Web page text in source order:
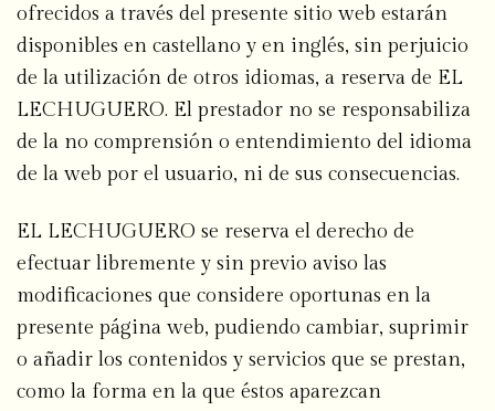
ofrecidos a través del presente sitio web estarán
disponibles en castellano y en inglés, sin perjuicio
de la utilización de otros idiomas, a reserva de EL
LECHUGUERO. El prestador no se responsabiliza
de la no comprensión o entendimiento del idioma
de la web por el usuario, ni de sus consecuencias.
EL LECHUGUERO se reserva el derecho de
efectuar libremente y sin previo aviso las
modificaciones que considere oportunas en la
presente página web, pudiendo cambiar, suprimir
o añadir los contenidos y servicios que se prestan,
como la forma en la que éstos aparezcan